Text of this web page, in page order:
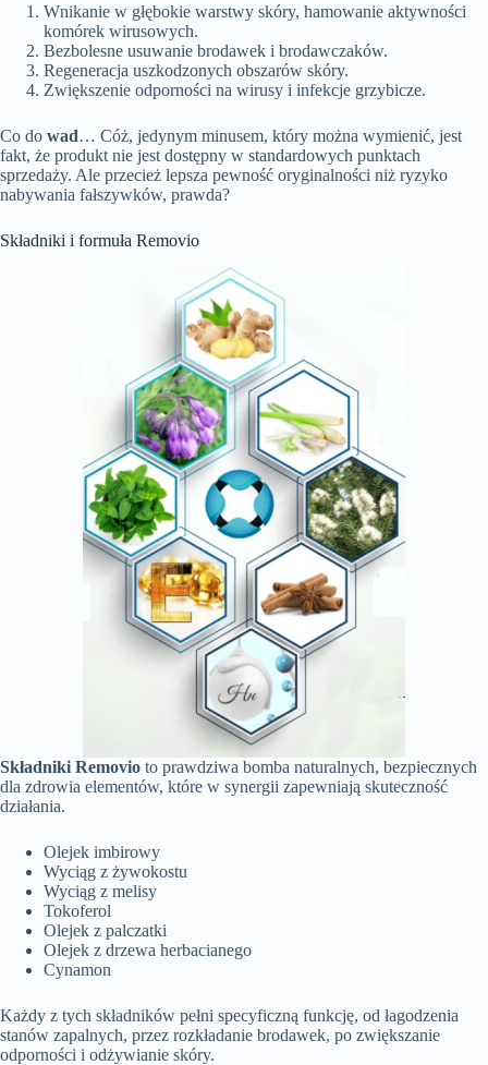
Wnikanie w głębokie warstwy skóry, hamowanie aktywności
komórek wirusowych.
Bezbolesne usuwanie brodawek i brodawczaków.
Regeneracja uszkodzonych obszarów skóry.
Zwiększenie odporności na wirusy i infekcje grzybicze.
Co do wad… Cóż, jedynym minusem, który można wymienić, jest
fakt, że produkt nie jest dostępny w standardowych punktach
sprzedaży. Ale przecież lepsza pewność oryginalności niż ryzyko
nabywania fałszywków, prawda?
Składniki i formuła Removio
Składniki Removio to prawdziwa bomba naturalnych, bezpiecznych
dla zdrowia elementów, które w synergii zapewniają skuteczność
działania.
Olejek imbirowy
Wyciąg z żywokostu
Wyciąg z melisy
Tokoferol
Olejek z palczatki
Olejek z drzewa herbacianego
Cynamon
Każdy z tych składników pełni specyficzną funkcję, od łagodzenia
stanów zapalnych, przez rozkładanie brodawek, po zwiększanie
odporności i odżywianie skóry.